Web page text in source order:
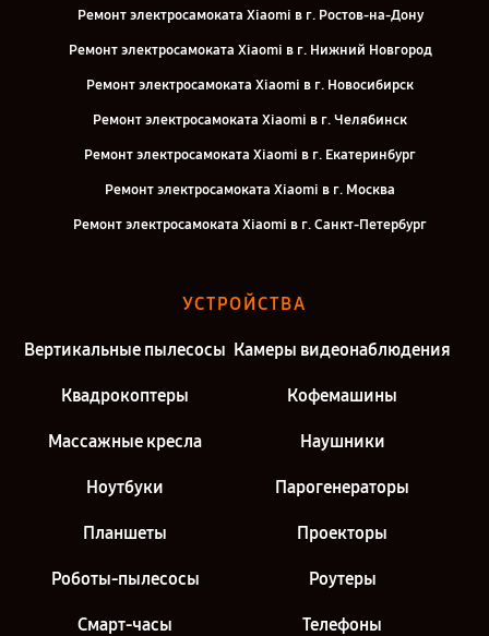
Ремонт электросамоката Xiaomi в г. Ростов-на-Дону
Ремонт электросамоката Xiaomi в г. Нижний Новгород
Ремонт электросамоката Xiaomi в г. Новосибирск
Ремонт электросамоката Xiaomi в г. Челябинск
Ремонт электросамоката Xiaomi в г. Екатеринбург
Ремонт электросамоката Xiaomi в г. Москва
Ремонт электросамоката Xiaomi в г. Санкт-Петербург
УСТРОЙСТВА
Вертикальные пылесосы Камеры видеонаблюдения
Квадрокоптеры Кофемашины
Массажные кресла Наушники
Ноутбуки Парогенераторы
Планшеты Проекторы
Роботы-пылесосы Роутеры
Смарт-часы Телефоны